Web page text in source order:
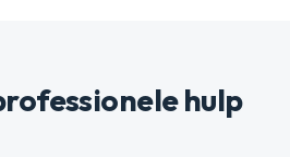
hulp